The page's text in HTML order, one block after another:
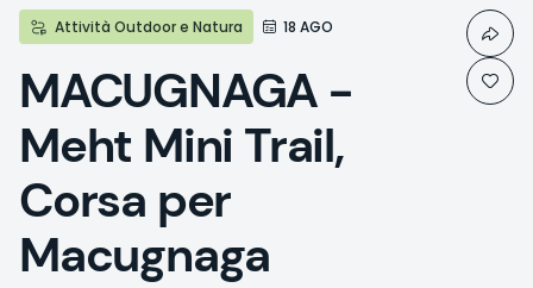
Attività Outdoor e Natura 18 AGO
MACUGNAGA -
Meht Mini Trail,
Corsa per
Macugnaga